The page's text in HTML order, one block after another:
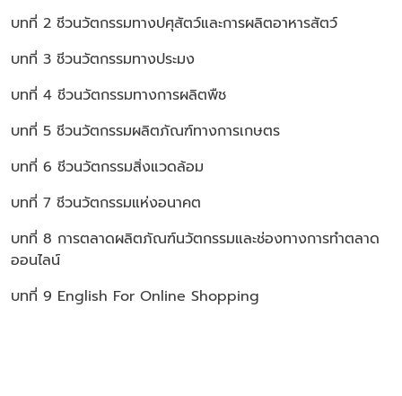
บทที่ 2 ชีวนวัตกรรมทางปศุสัตว์และการผลิตอาหารสัตว์
บทที่ 3 ชีวนวัตกรรมทางประมง
บทที่ 4 ชีวนวัตกรรมทางการผลิตพืช
บทที่ 5 ชีวนวัตกรรมผลิตภัณฑ์ทางการเกษตร
บทที่ 6 ชีวนวัตกรรมสิ่งแวดล้อม
บทที่ 7 ชีวนวัตกรรมแห่งอนาคต
บทที่ 8 การตลาดผลิตภัณฑ์นวัตกรรมและช่องทางการทำตลาด
ออนไลน์
บทที่ 9 English For Online Shopping